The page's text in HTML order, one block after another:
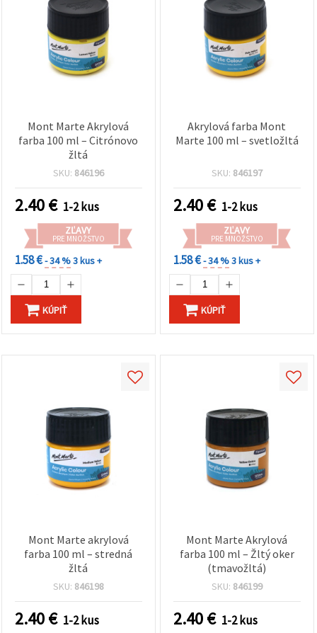
Mont Marte Akrylová
farba 100 ml – Citrónovo
žltá
SKU: 846196
2.40€ 1-2 kus
ZĽAVY
PRE MNOŽSTVO
1.58 €- 34 %3 kus +
KÚPIŤ
Akrylová farba Mont
Marte 100 ml – svetložltá
SKU: 846197
2.40€ 1-2 kus
ZĽAVY
PRE MNOŽSTVO
1.58 €- 34 %3 kus +
KÚPIŤ
Mont Marte akrylová
farba 100 ml – stredná
žltá
SKU: 846198
2.40€ 1-2 kus
Mont Marte Akrylová
farba 100 ml – Žltý oker
(tmavožltá)
SKU: 846199
2.40€ 1-2 kus